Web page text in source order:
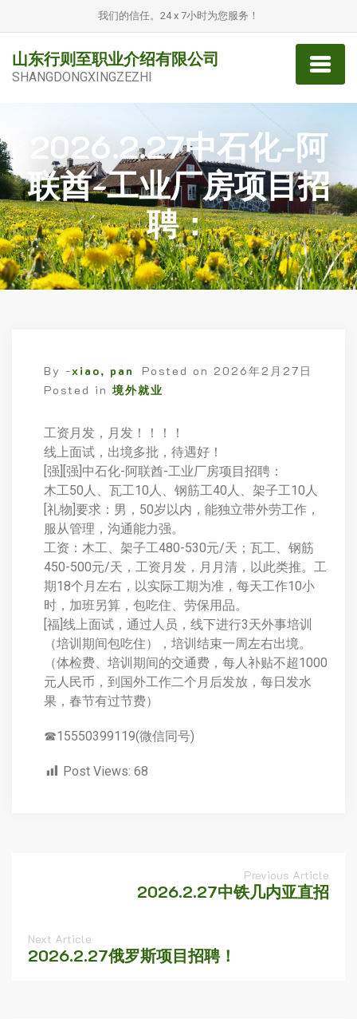
我们的信任。24 x 7小时为您服务！
山东行则至职业介绍有限公司
SHANGDONGXINGZEZHI
2026.2.27中石化-阿
联酋-工业厂房项目招
聘：
By -xiao, pan Posted on 2026年2月27日
Posted in 境外就业
工资月发，月发！！！！
线上面试，出境多批，待遇好！
[强][强]中石化-阿联酋-工业厂房项目招聘：
木工50人、瓦工10人、钢筋工40人、架子工10人
[礼物]要求：男，50岁以内，能独立带外劳工作，
服从管理，沟通能力强。
工资：木工、架子工480-530元/天；瓦工、钢筋
450-500元/天，工资月发，月月清，以此类推。工
期18个月左右，以实际工期为准，每天工作10小
时，加班另算，包吃住、劳保用品。
[福]线上面试，通过人员，线下进行3天外事培训
（培训期间包吃住），培训结束一周左右出境。
（体检费、培训期间的交通费，每人补贴不超1000
元人民币，到国外工作二个月后发放，每日发水
果，春节有过节费）
☎15550399119(微信同号)
Post Views: 68
Previous Article
2026.2.27中铁几内亚直招
Next Article
2026.2.27俄罗斯项目招聘！